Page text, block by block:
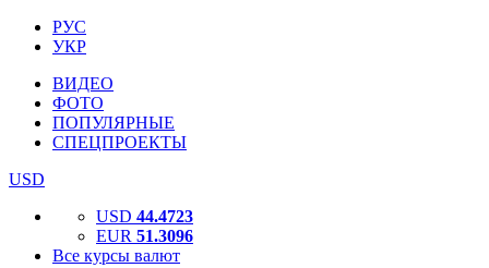
РУС
УКР
ВИДЕО
ФОТО
ПОПУЛЯРНЫЕ
СПЕЦПРОЕКТЫ
USD
USD 44.4723
EUR 51.3096
Все курсы валют